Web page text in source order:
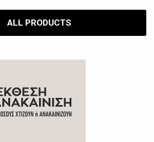
ALL PRODUCTS